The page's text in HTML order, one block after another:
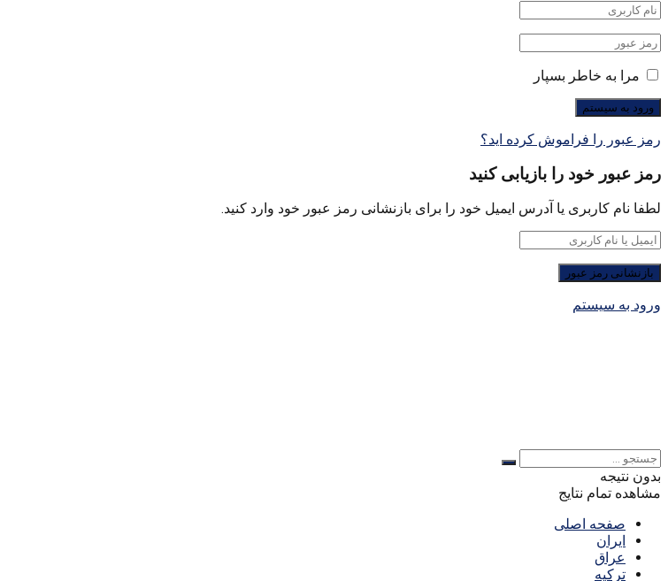
مرا به خاطر بسپار
رمز عبور را فراموش کرده اید؟
رمز عبور خود را بازیابی کنید
لطفا نام کاربری یا آدرس ایمیل خود را برای بازنشانی رمز عبور خود وارد کنید.
ورود به سیستم
بدون نتیجه
مشاهده تمام نتایج
صفحه اصلی
ایران
عراق
ترکیه